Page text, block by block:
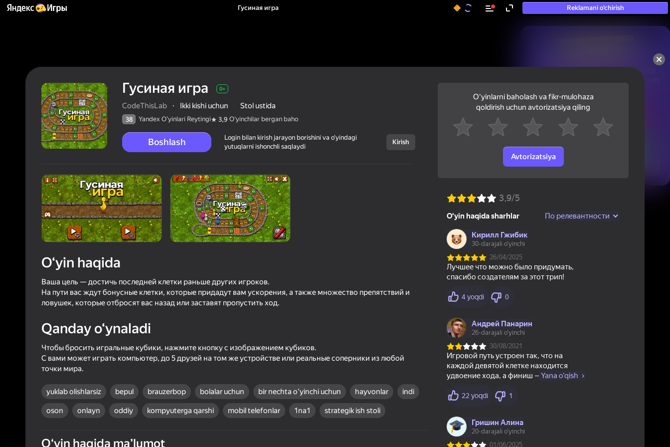
Гусиная игра Reklamani o‘chirish
50+ eng yaxshi o‘yinlar, hatto
«o‘ynamaydigan» odamlar ham
Bekor qilish
Гусиная игра
CodeThisLab
Ikki kishi uchun
Stol ustida
38 Yandex O'yinlari Reytingi
3,9 Oʻyinchilar bergan baho
Boshlash
Гусиная игра 0+
CodeThisLab · Ikki kishi uchun Stol ustida
38 Yandex O'yinlari Reytingi 3,9 Oʻyinchilar bergan baho
Boshlash
Login bilan kirish jarayon borishini va o‘yindagi
yutuqlarni ishonchli saqlaydi
Kirish
O‘yin haqida
Ваша цель — достичь последней клетки раньше других игроков.
На пути вас ждут бонусные клетки, которые придадут вам ускорения, а также множество препятствий и
ловушек, которые отбросят вас назад или заставят пропустить ход.
Qanday o‘ynaladi
Чтобы бросить игральные кубики, нажмите кнопку с изображением кубиков.
С вами может играть компьютер, до 5 друзей на том же устройстве или реальные соперники из любой
точки мира.
yuklab olishlarsiz bepul brauzerbop bolalar uchun bir nechta oʻyinchi uchun hayvonlar indi
oson onlayn oddiy kompyuterga qarshi mobil telefonlar 1na1 strategik ish stoli
Oʻyin haqida maʼlumot
Oʻyinlarni baholash va fikr-mulohaza
qoldirish uchun avtorizatsiya qiling
Avtorizatsiya